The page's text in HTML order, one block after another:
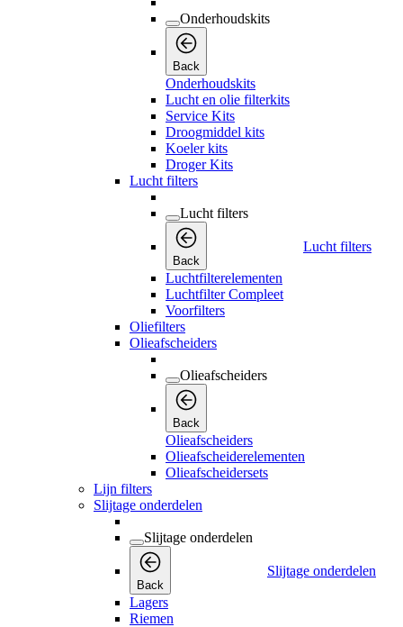
Onderhoudskits
Back
Onderhoudskits
Lucht en olie filterkits
Service Kits
Droogmiddel kits
Koeler kits
Droger Kits
Lucht filters
Lucht filters
Back
Lucht filters
Luchtfilterelementen
Luchtfilter Compleet
Voorfilters
Oliefilters
Olieafscheiders
Olieafscheiders
Back
Olieafscheiders
Olieafscheiderelementen
Olieafscheidersets
Lijn filters
Slijtage onderdelen
Slijtage onderdelen
Back
Slijtage onderdelen
Lagers
Riemen